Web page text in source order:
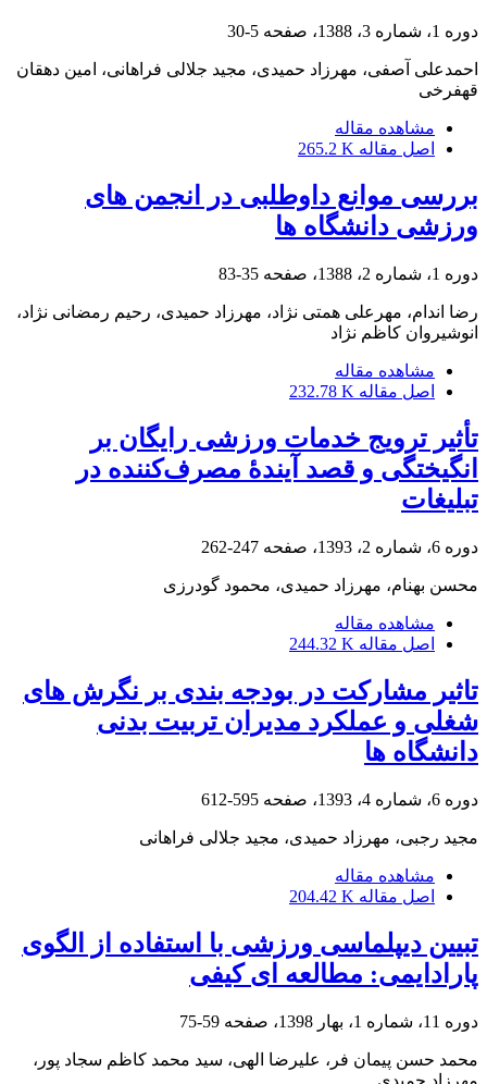
دوره 1، شماره 3، 1388، صفحه 5-30
احمدعلی آصفی، مهرزاد حمیدی، مجید جلالی فراهانی، امین دهقان
قهفرخی
مشاهده مقاله
اصل مقاله 265.2 K
بررسی موانع داوطلبی در انجمن های
ورزشی دانشگاه ها
دوره 1، شماره 2، 1388، صفحه 35-83
رضا اندام، مهرعلی همتی نژاد، مهرزاد حمیدی، رحیم رمضانی نژاد،
انوشیروان کاظم نژاد
مشاهده مقاله
اصل مقاله 232.78 K
تأثیر ترویج خدمات ورزشی رایگان بر
انگیختگی و قصد آیندۀ مصرف‌کننده در
تبلیغات
دوره 6، شماره 2، 1393، صفحه 247-262
محسن بهنام، مهرزاد حمیدی، محمود گودرزی
مشاهده مقاله
اصل مقاله 244.32 K
تاثیر مشارکت در بودجه بندی بر نگرش های
شغلی و عملکرد مدیران تربیت بدنی
دانشگاه ها
دوره 6، شماره 4، 1393، صفحه 595-612
مجید رجبی، مهرزاد حمیدی، مجید جلالی فراهانی
مشاهده مقاله
اصل مقاله 204.42 K
تبیین دیپلماسی ورزشی با استفاده از الگوی
پارادایمی: مطالعه ای کیفی
دوره 11، شماره 1، بهار 1398، صفحه 59-75
محمد حسن پیمان فر، علیرضا الهی، سید محمد کاظم سجاد پور،
مهرزاد حمیدی